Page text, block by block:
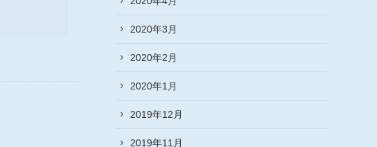
2020年3月
2020年2月
2020年1月
2019年12月
2019年11月